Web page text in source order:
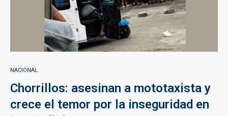
NACIONAL
Chorrillos: asesinan a mototaxista y
crece el temor por la inseguridad en